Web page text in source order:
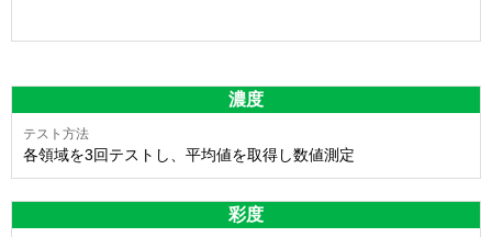
濃度
各領域を3回テストし、平均値を取得し数値測定
彩度